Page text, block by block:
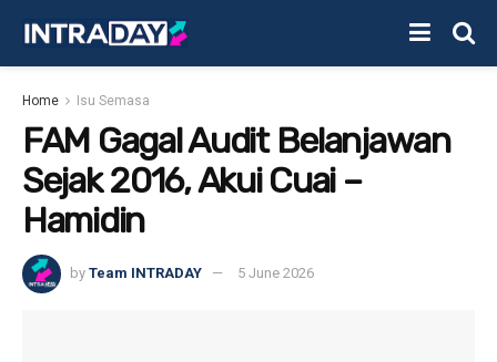
Home Isu Semasa
FAM Gagal Audit Belanjawan
Sejak 2016, Akui Cuai –
Hamidin
by Team INTRADAY 5 June 2026